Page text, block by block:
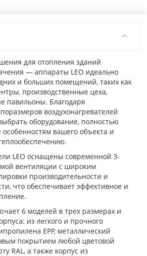
для отопления зданий
— аппараты LEO идеально
и больших помещений, таких как
производственные цеха,
павильоны. Благодаря
воздухонагревателей
оборудование, полностью
вашего объекта и
LEO оснащены современной 3-
вентиляции с широким
производительности и
что обеспечивает эффективное и
6 моделей в трех размерах и
из легкого и прочного
EPP, металлический
покрытием любой цветовой
RAL, а также корпус из